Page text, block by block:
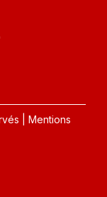
| Mentions